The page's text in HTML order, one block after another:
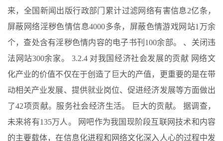
来，全国新闻出版行政部门累计过滤网络有害信息2亿条，
屏蔽网络淫秽色情信息4000多条，屏蔽色情游戏网站1万余
个，查处含有淫秽色情内容的电子书刊100余部。 、关闭违
法网站300余家。 3.2.4 对我国经济社会发展的贡献 网络文
化产业的价值不仅在于创造了巨大的产值，更重要的是在带
动相关产业发展、提供就业岗位、促进经济发展等方面做出
了42项贡献。服务社会经济生活。 巨大的贡献。 据调查，
未来将有135万人。 网吧作为我国现阶段互联网技术和内容
的主要载体，在信息化进程和网络文化深入人心的过程中发